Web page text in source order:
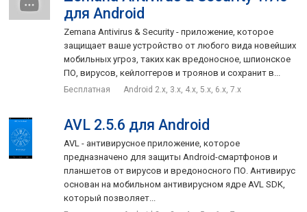
для Android
Zemana Antivirus & Security - приложение, которое
защищает ваше устройство от любого вида новейших
мобильных угроз, таких как вредоносное, шпионское
ПО, вирусов, кейлоггеров и троянов и сохранит в...
Бесплатная Android 2.x, 3.x, 4.x, 5.x, 6.x, 7.x
AVL 2.5.6 для Android
AVL - антивирусное приложение, которое
предназначено для защиты Android-смартфонов и
планшетов от вирусов и вредоносного ПО. Антивирус
основан на мобильном антивирусном ядре AVL SDK,
который позволяет...